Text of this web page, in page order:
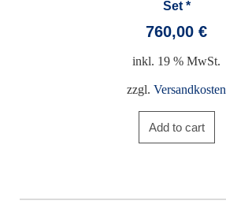
Set *
760,00 €
inkl. 19 % MwSt.
zzgl. Versandkosten
Add to cart